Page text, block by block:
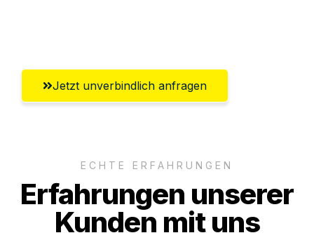
Jetzt unverbindlich anfragen
ECHTE ERFAHRUNGEN
Erfahrungen unserer
Kunden mit uns